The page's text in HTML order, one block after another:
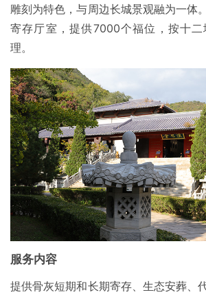
雕刻为特色，与周边长城景观融为一体
寄存厅室，提供7000个福位，按十
理。
服务内容
提供骨灰短期和长期寄存、生态安葬、